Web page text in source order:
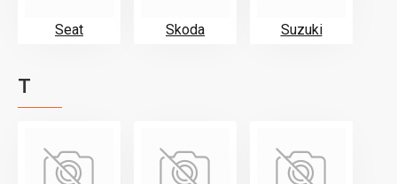
Seat Skoda Suzuki
T